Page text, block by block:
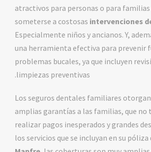
atractivos para personas o para familias
someterse a costosas intervenciones
Especialmente niños y ancianos. Y,
una herramienta efectiva para prevenir
problemas bucales, ya que incluyen
limpiezas preventivas.
Los seguros dentales familiares
amplias garantías a las familias, que no
realizar pagos inesperados y grandes
los servicios que se incluyan en su póliza